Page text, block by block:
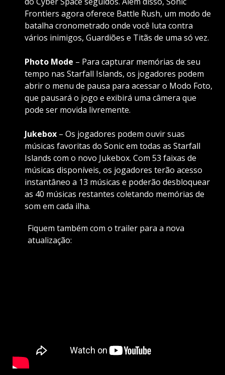
Frontiers agora oferece Battle Rush, um modo de
batalha cronometrado onde você luta contra
vários inimigos, Guardiões e Titãs de uma só vez.
Photo Mode – Para capturar memórias de seu
tempo nas Starfall Islands, os jogadores podem
abrir o menu de pausa para acessar o Modo Foto,
que pausará o jogo e exibirá uma câmera que
pode ser movida livremente.
Jukebox – Os jogadores podem ouvir suas
músicas favoritas do Sonic em todas as Starfall
Islands com o novo Jukebox. Com 53 faixas de
músicas disponíveis, os jogadores terão acesso
instantâneo a 13 músicas e poderão desbloquear
as 40 músicas restantes coletando memórias de
som em cada ilha.
Fiquem também com o trailer para a nova
atualização: